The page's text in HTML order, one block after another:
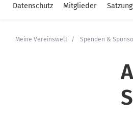
Datenschutz Mitglieder
Meine Vereinswelt Spenden &